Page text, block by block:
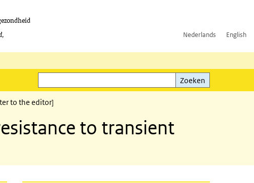
Nederlands English
Zoeken
Zoeken
to the editor]
to transient